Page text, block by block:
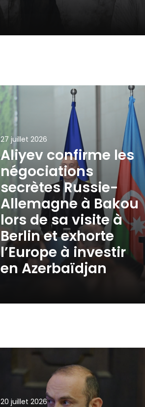
27 juillet 2026
Aliyev confirme les
négociations
secrètes Russie-
Allemagne à Bakou
lors de sa visite à
Berlin et exhorte
l’Europe à investir
en Azerbaïdjan
20 juillet 2026